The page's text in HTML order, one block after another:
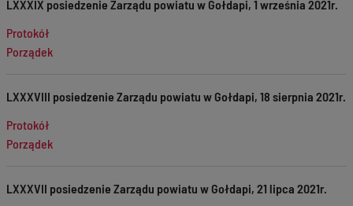
LXXXIX posiedzenie Zarządu powiatu w Gołdapi, 1 września 2021r.
Protokół
Porządek
LXXXVIII posiedzenie Zarządu powiatu w Gołdapi, 18 sierpnia 2021r.
Protokół
Porządek
LXXXVII posiedzenie Zarządu powiatu w Gołdapi, 21 lipca 2021r.